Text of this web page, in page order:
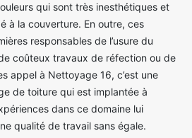
qui sont très inesthétiques et
à la couverture. En outre, ces
responsables de l’usure du
coûteux travaux de réfection ou de
appel à Nettoyage 16, c’est une
de toiture qui est implantée à
dans ce domaine lui
qualité de travail sans égale.